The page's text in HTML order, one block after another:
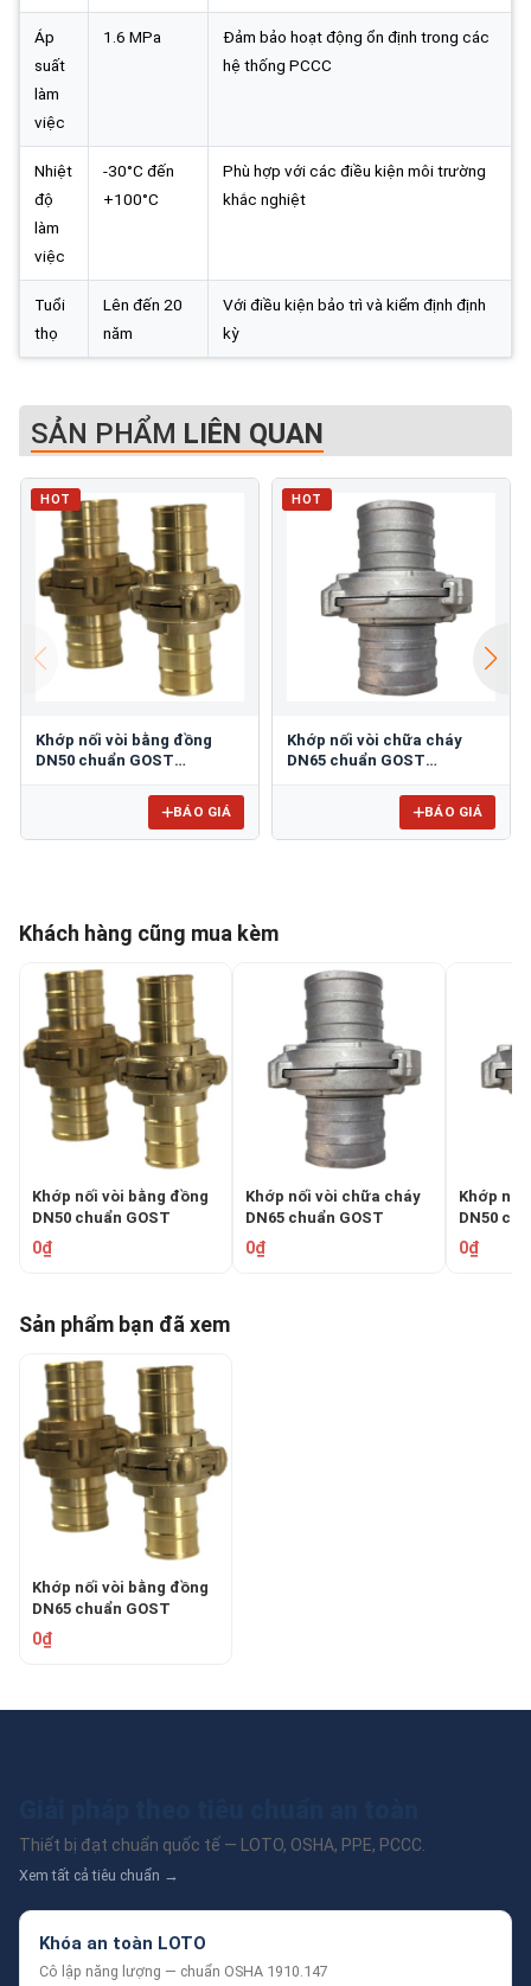
Áp
suất
làm
việc
1.6 MPa
Đảm bảo hoạt động ổn định trong các
hệ thống PCCC
Nhiệt
độ
làm
việc
-30°C đến
+100°C
Phù hợp với các điều kiện môi trường
khắc nghiệt
Tuổi
thọ
Lên đến 20
năm
Với điều kiện bảo trì và kiểm định định
kỳ
SẢN PHẨM LIÊN QUAN
HOT
Khớp nối vòi bằng đồng
DN50 chuẩn GOST
BÁO GIÁ
HOT
Khớp nối vòi chữa cháy
DN65 chuẩn GOST
BÁO GIÁ
Khách hàng cũng mua kèm
Khớp nối vòi bằng đồng
DN50 chuẩn GOST
TOMOKEN TMKH-CPL-
BR-50B
0₫
Khớp nối vòi chữa cháy
DN65 chuẩn GOST
TOMOKEN TMKH-
CPL65A
0₫
Khớp nối
DN50
CPL50B
0₫
Sản phẩm bạn đã xem
Khớp nối vòi bằng đồng
DN65 chuẩn GOST
TOMOKEN TMKH-CPL-
BR-65A
0₫
Thiết bị đạt chuẩn quốc tế — LOTO, OSHA, PPE, PCCC.
Xem tất cả tiêu chuẩn →
Khóa an toàn LOTO
Cô lập năng lượng — chuẩn OSHA 1910.147